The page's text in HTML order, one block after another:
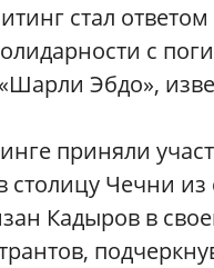
стал ответом
с
Эбдо»,
приняли
столицу Чечни из
Кадыров в